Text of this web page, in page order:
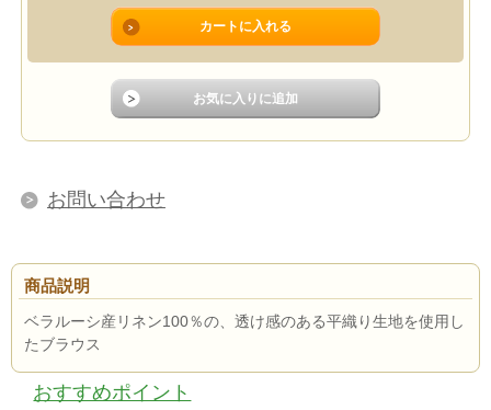
お問い合わせ
商品説明
ベラルーシ産リネン100％の、透け感のある平織り生地を使用し
たブラウス
おすすめポイント